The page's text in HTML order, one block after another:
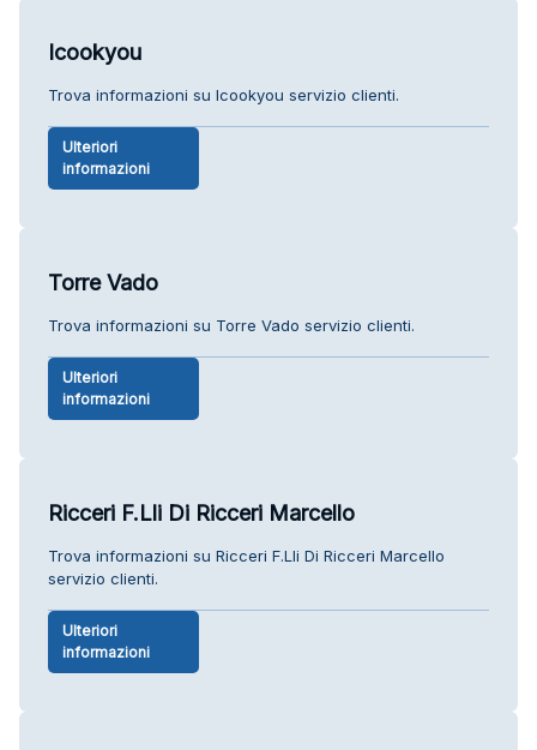
Icookyou
Trova informazioni su Icookyou servizio clienti.
Ulteriori
informazioni
Torre Vado
Trova informazioni su Torre Vado servizio clienti.
Ulteriori
informazioni
Ricceri F.Lli Di Ricceri Marcello
Trova informazioni su Ricceri F.Lli Di Ricceri Marcello
servizio clienti.
Ulteriori
informazioni